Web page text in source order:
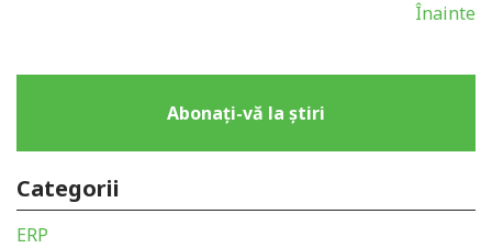
Înainte
Abonați-vă la știri
Categorii
ERP